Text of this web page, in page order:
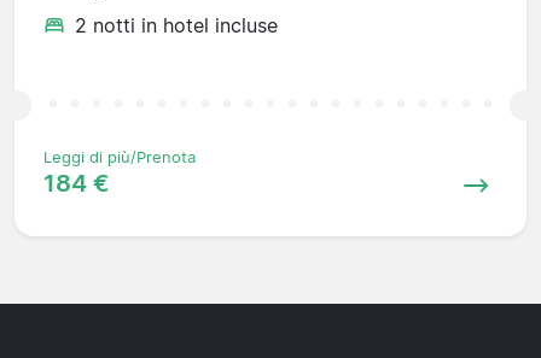
2 notti in hotel incluse
Leggi di più/Prenota
184 €